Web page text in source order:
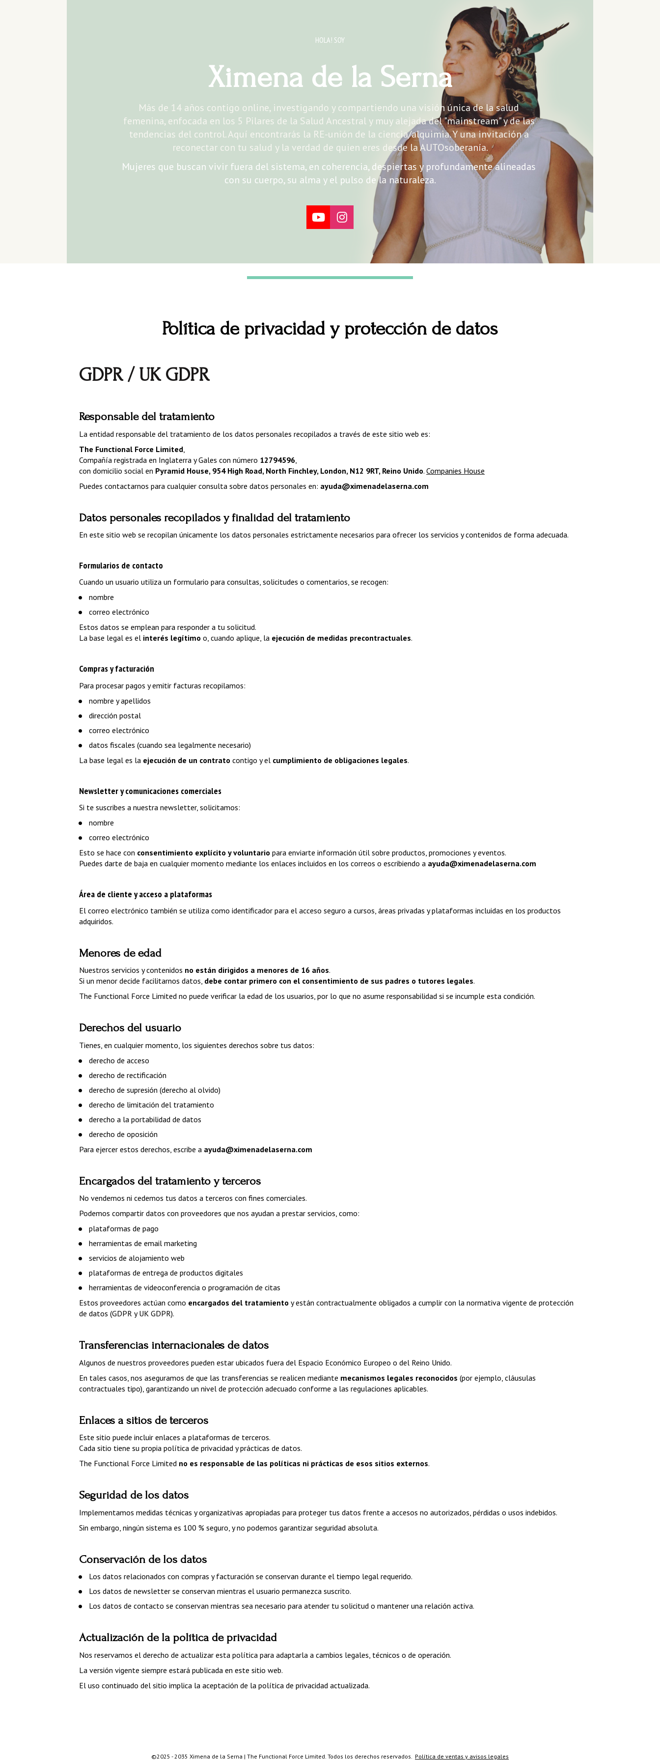
HOLA! SOY
Ximena de la Serna
Más de 14 años contigo online, investigando y compartiendo una visión única de la salud
femenina, enfocada en los 5 Pilares de la Salud Ancestral y muy alejada del "mainstream" y de las
tendencias del control. Aquí encontrarás la RE-unión de la ciencia/alquimia. Y una invitación a
reconectar con tu salud y la verdad de quien eres desde la AUTOsoberanía.
Mujeres que buscan vivir fuera del sistema, en coherencia, despiertas y profundamente alineadas
con su cuerpo, su alma y el pulso de la naturaleza.
Share on Youtube
Share on Instagram
Política de privacidad y protección de datos
GDPR / UK GDPR
Responsable del tratamiento
La entidad responsable del tratamiento de los datos personales recopilados a través de este sitio web es:
The Functional Force Limited
Compañía registrada en Inglaterra y Gales con número 12794596
con domicilio social en Pyramid House, 954 High Road, North Finchley, London, N12 9RT, Reino Unido. Companies House
Puedes contactarnos para cualquier consulta sobre datos personales en: ayuda@ximenadelaserna.com
Datos personales recopilados y finalidad del tratamiento
En este sitio web se recopilan únicamente los datos personales estrictamente necesarios para ofrecer los servicios y contenidos de forma adecuada.
Formularios de contacto
Cuando un usuario utiliza un formulario para consultas, solicitudes o comentarios, se recogen:
nombre
correo electrónico
Estos datos se emplean para responder a tu solicitud.
La base legal es el interés legítimo o, cuando aplique, la ejecución de medidas precontractuales.
Compras y facturación
Para procesar pagos y emitir facturas recopilamos:
nombre y apellidos
dirección postal
correo electrónico
datos fiscales (cuando sea legalmente necesario)
La base legal es la ejecución de un contrato contigo y el cumplimiento de obligaciones legales.
Newsletter y comunicaciones comerciales
Si te suscribes a nuestra newsletter, solicitamos:
nombre
correo electrónico
Esto se hace con consentimiento explícito y voluntario para enviarte información útil sobre productos, promociones y eventos.
Puedes darte de baja en cualquier momento mediante los enlaces incluidos en los correos o escribiendo a ayuda@ximenadelaserna.com
Área de cliente y acceso a plataformas
El correo electrónico también se utiliza como identificador para el acceso seguro a cursos, áreas privadas y plataformas incluidas en los productos
adquiridos.
Menores de edad
Nuestros servicios y contenidos no están dirigidos a menores de 16 años.
Si un menor decide facilitarnos datos, debe contar primero con el consentimiento de sus padres o tutores legales.
The Functional Force Limited no puede verificar la edad de los usuarios, por lo que no asume responsabilidad si se incumple esta condición.
Derechos del usuario
Tienes, en cualquier momento, los siguientes derechos sobre tus datos:
derecho de acceso
derecho de rectificación
derecho de supresión (derecho al olvido)
derecho de limitación del tratamiento
derecho a la portabilidad de datos
derecho de oposición
Para ejercer estos derechos, escribe a ayuda@ximenadelaserna.com
Encargados del tratamiento y terceros
No vendemos ni cedemos tus datos a terceros con fines comerciales.
Podemos compartir datos con proveedores que nos ayudan a prestar servicios, como:
plataformas de pago
herramientas de email marketing
servicios de alojamiento web
plataformas de entrega de productos digitales
herramientas de videoconferencia o programación de citas
Estos proveedores actúan como encargados del tratamiento y están contractualmente obligados a cumplir con la normativa vigente de protección
de datos (GDPR y UK GDPR).
Transferencias internacionales de datos
Algunos de nuestros proveedores pueden estar ubicados fuera del Espacio Económico Europeo o del Reino Unido.
En tales casos, nos aseguramos de que las transferencias se realicen mediante mecanismos legales reconocidos (por ejemplo, cláusulas
contractuales tipo), garantizando un nivel de protección adecuado conforme a las regulaciones aplicables.
Enlaces a sitios de terceros
Este sitio puede incluir enlaces a plataformas de terceros.
Cada sitio tiene su propia política de privacidad y prácticas de datos.
The Functional Force Limited no es responsable de las políticas ni prácticas de esos sitios externos.
Seguridad de los datos
Implementamos medidas técnicas y organizativas apropiadas para proteger tus datos frente a accesos no autorizados, pérdidas o usos indebidos.
Sin embargo, ningún sistema es 100 % seguro, y no podemos garantizar seguridad absoluta.
Conservación de los datos
Los datos relacionados con compras y facturación se conservan durante el tiempo legal requerido.
Los datos de newsletter se conservan mientras el usuario permanezca suscrito.
Los datos de contacto se conservan mientras sea necesario para atender tu solicitud o mantener una relación activa.
Actualización de la política de privacidad
Nos reservamos el derecho de actualizar esta política para adaptarla a cambios legales, técnicos o de operación.
La versión vigente siempre estará publicada en este sitio web.
El uso continuado del sitio implica la aceptación de la política de privacidad actualizada.
©2025 - 2035 Ximena de la Serna | The Functional Force Limited. Todos los derechos reservados. Política de ventas y avisos legales